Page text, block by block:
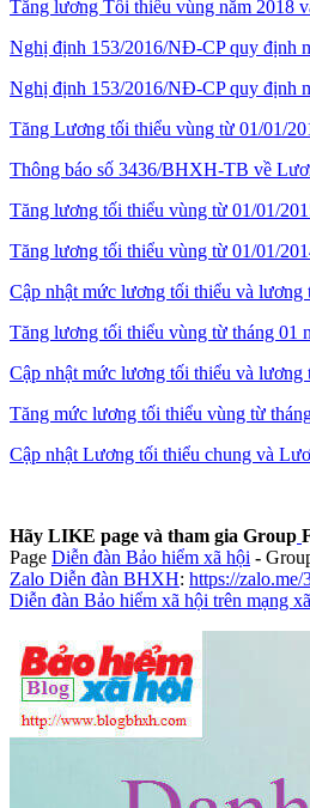
Tăng lương Tối thiểu vùng năm 2018
Nghị định 153/2016/NĐ-CP quy định
Nghị định 153/2016/NĐ-CP quy định
Tăng Lương tối thiểu vùng từ 01/01/
Thông báo số 3436/BHXH-TB về
Tăng lương tối thiểu vùng từ 01/01/
Tăng lương tối thiểu vùng từ 01/01/
Cập nhật mức lương tối thiểu và lương
Tăng lương tối thiểu vùng từ tháng 01
Cập nhật mức lương tối thiểu và lương
Tăng mức lương tối thiểu vùng từ
Cập nhật Lương tối thiểu chung và
Hãy LIKE page và tham gia Group
Page Diễn đàn Bảo hiểm xã hội -
Zalo Diễn đàn BHXH: https://
Diễn đàn Bảo hiểm xã hội trên mạng